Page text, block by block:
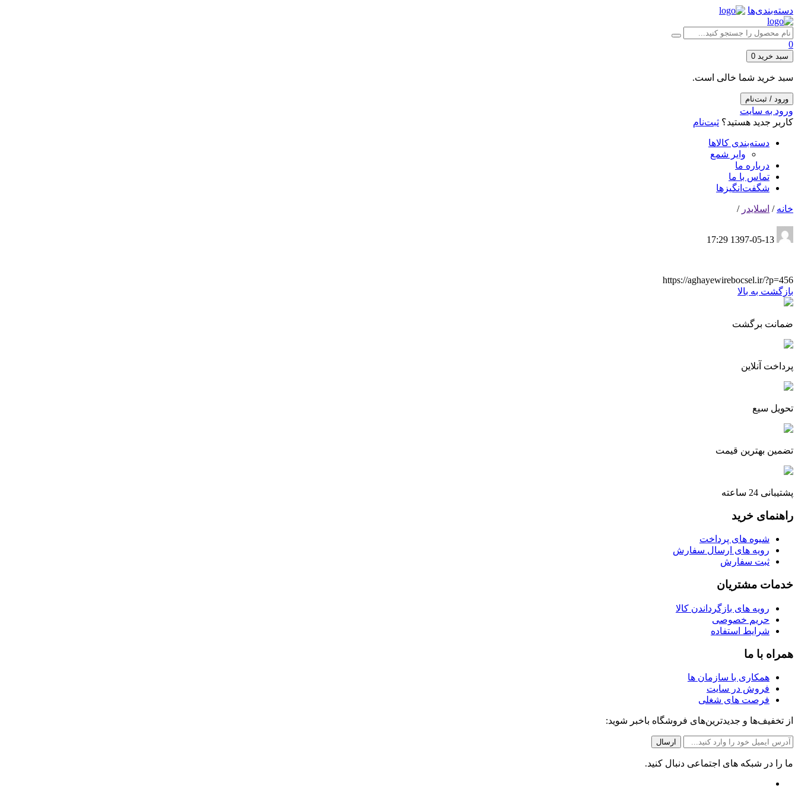
دسته‌بندی‌ها
0
سبد خرید 0
سبد خرید شما خالی است.
ورود / ثبت‌نام
ورود به سایت
کاربر جدید هستید؟ ثبت‌نام
دسته‌بندی کالاها
وایر شمع
درباره ما
تماس با ما
شگفت‌انگیزها
خانه / اسلایدر /
1397-05-13 17:29
https://aghayewirebocsel.ir/?p=456
بازگشت به بالا
ضمانت برگشت
پرداخت آنلاین
تحویل سیع
تضمین بهترین قیمت
پشتیبانی 24 ساعته
راهنمای خرید
شیوه های پرداخت
رویه های ارسال سفارش
ثبت سفارش
خدمات مشتریان
رویه های بازگرداندن کالا
حریم خصوصی
شرایط استفاده
همراه با ما
همکاری با سازمان ها
فروش در سایت
فرصت های شغلی
از تخفیف‌ها و جدیدترین‌های فروشگاه باخبر شوید:
ما را در شبکه های اجتماعی دنبال کنید.